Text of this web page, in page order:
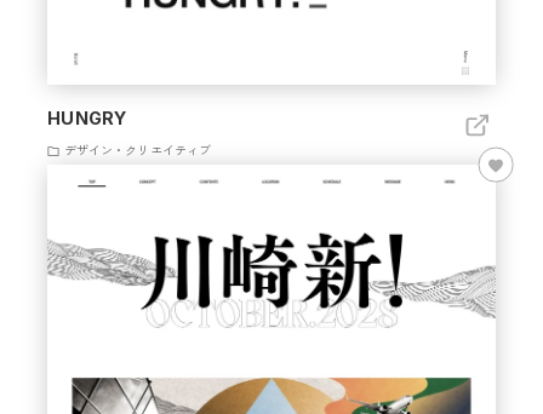
HUNGRY
デザイン・クリエイティブ